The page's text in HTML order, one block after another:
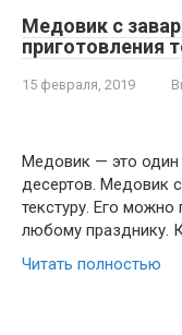
Медовик с
приготовления
15 февраля, 2019
Медовик — это один
десертов. Медовик
текстуру. Его
любому празднику.
Читать полностью